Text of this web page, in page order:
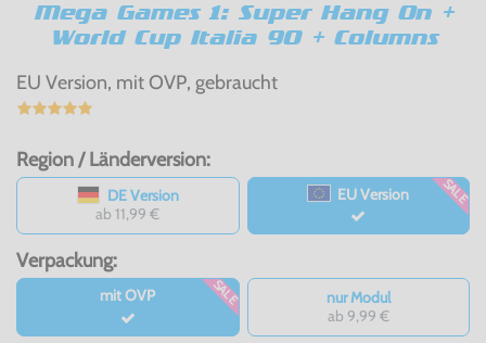
Mega Games 1: Super Hang On +
World Cup Italia 90 + Columns
EU Version, mit OVP, gebraucht
Region / Länderversion:
DE Version
ab 11,99 €
EU Version SALE
Verpackung:
mit OVP SALE
nur Modul
ab 9,99 €